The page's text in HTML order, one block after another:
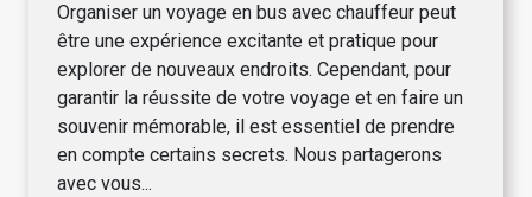
Organiser un voyage en bus avec chauffeur peut
être une expérience excitante et pratique pour
explorer de nouveaux endroits. Cependant, pour
garantir la réussite de votre voyage et en faire un
souvenir mémorable, il est essentiel de prendre
en compte certains secrets. Nous partagerons
avec vous...